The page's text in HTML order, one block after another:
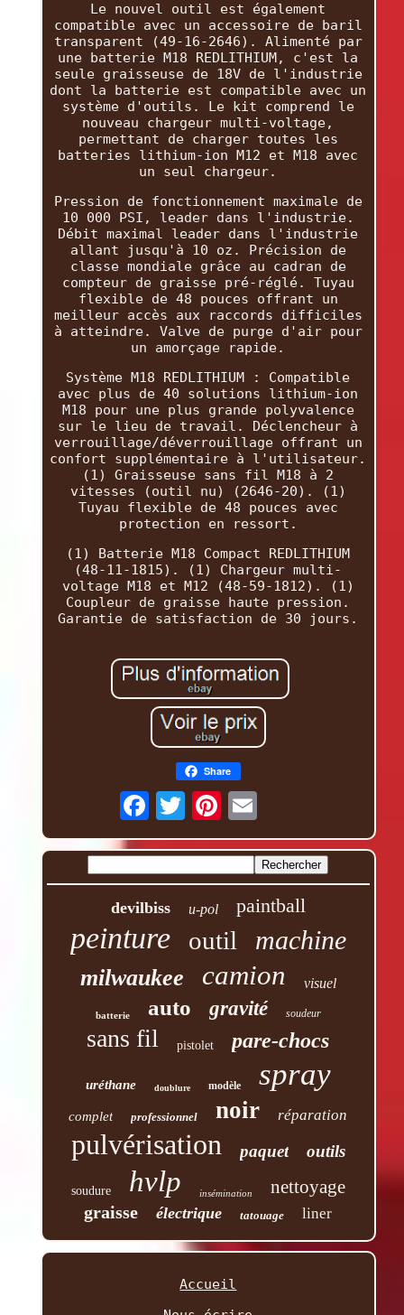
Le nouvel outil est également
compatible avec un accessoire de baril
transparent (49-16-2646). Alimenté par
une batterie M18 REDLITHIUM, c'est la
seule graisseuse de 18V de l'industrie
dont la batterie est compatible avec un
système d'outils. Le kit comprend le
nouveau chargeur multi-voltage,
permettant de charger toutes les
batteries lithium-ion M12 et M18 avec
un seul chargeur.
Pression de fonctionnement maximale de
10 000 PSI, leader dans l'industrie.
Débit maximal leader dans l'industrie
allant jusqu'à 10 oz. Précision de
classe mondiale grâce au cadran de
compteur de graisse pré-réglé. Tuyau
flexible de 48 pouces offrant un
meilleur accès aux raccords difficiles
à atteindre. Valve de purge d'air pour
un amorçage rapide.
Système M18 REDLITHIUM : Compatible
avec plus de 40 solutions lithium-ion
M18 pour une plus grande polyvalence
sur le lieu de travail. Déclencheur à
verrouillage/déverrouillage offrant un
confort supplémentaire à l'utilisateur.
(1) Graisseuse sans fil M18 à 2
vitesses (outil nu) (2646-20). (1)
Tuyau flexible de 48 pouces avec
protection en ressort.
(1) Batterie M18 Compact REDLITHIUM
(48-11-1815). (1) Chargeur multi-
voltage M18 et M12 (48-59-1812). (1)
Coupleur de graisse haute pression.
Garantie de satisfaction de 30 jours.
Share
devilbiss u-pol paintball
peinture outil machine
milwaukee camion visuel
batterie auto gravité soudeur
sans fil pistolet pare-chocs
uréthane doublure modèle spray
complet professionnel noir réparation
pulvérisation paquet outils
soudure hvlp insémination nettoyage
graisse électrique tatouage liner
Accueil